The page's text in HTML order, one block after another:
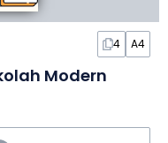
4 A4
Modern